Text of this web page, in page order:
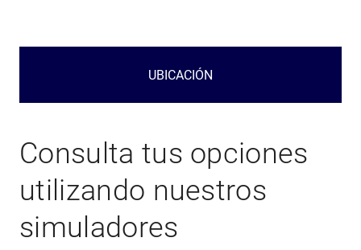
UBICACIÓN
Consulta tus opciones
utilizando nuestros
simuladores